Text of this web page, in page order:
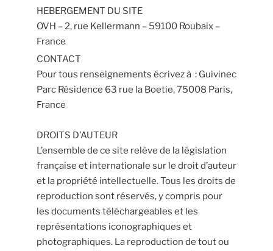
HEBERGEMENT DU SITE
OVH – 2, rue Kellermann – 59100 Roubaix –
France
CONTACT
Pour tous renseignements écrivez à : Guivinec
Parc Résidence 63 rue la Boetie, 75008 Paris,
France
DROITS D’AUTEUR
L’ensemble de ce site relève de la législation
française et internationale sur le droit d’auteur
et la propriété intellectuelle. Tous les droits de
reproduction sont réservés, y compris pour
les documents téléchargeables et les
représentations iconographiques et
photographiques. La reproduction de tout ou